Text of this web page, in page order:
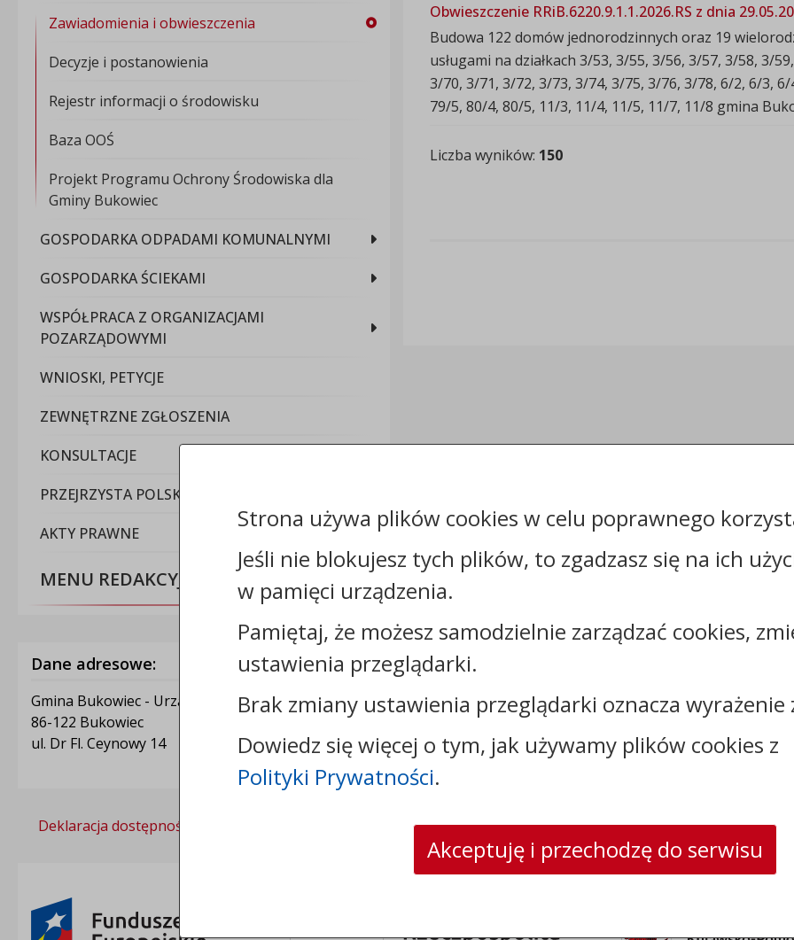
Zawiadomienia i obwieszczenia
Decyzje i postanowienia
Rejestr informacji o środowisku
Baza OOŚ
Projekt Programu Ochrony Środowiska dla
Gminy Bukowiec
GOSPODARKA ODPADAMI KOMUNALNYMI
GOSPODARKA ŚCIEKAMI
WSPÓŁPRACA Z ORGANIZACJAMI
POZARZĄDOWYMI
WNIOSKI, PETYCJE
ZEWNĘTRZNE ZGŁOSZENIA
KONSULTACJE
PRZEJRZYSTA POLSKA
AKTY PRAWNE
MENU REDAKCYJNE
Obwieszczenie RRiB.6220.9.1.1.2026.RS z dnia
Budowa 122 domów jednorodzinnych oraz 19
usługami na działkach 3/53, 3/55, 3/56, 3/57, 3/58, 3/
3/70, 3/71, 3/72, 3/73, 3/74, 3/75, 3/76, 3/78, 6/2, 6/3,
79/5, 80/4, 80/5, 11/3, 11/4, 11/5, 11/7, 11/8 gmina
Liczba wyników: 150
Dane adresowe:
Gmina Bukowiec - Urząd Gminy Bukowiec
86-122 Bukowiec
ul. Dr Fl. Ceynowy 14
Kontakt:
tel.:+48523309310
administracja@bukowiec.pl
skrytka ePUAP: /qw5e822clc/SkrytkaESP
strona www:
www.bukowiec.pl
Deklaracja dostępności
Strona używa plików cookies w celu poprawnego
Jeśli nie blokujesz tych plików, to zgadzasz się na ich
w pamięci urządzenia.
Pamiętaj, że możesz samodzielnie zarządzać cookies,
ustawienia przeglądarki.
Brak zmiany ustawienia przeglądarki oznacza wyrażenie
Dowiedz się więcej o tym, jak używamy plików cookies z
Polityki Prywatności.
Akceptuję i przechodzę do serwisu